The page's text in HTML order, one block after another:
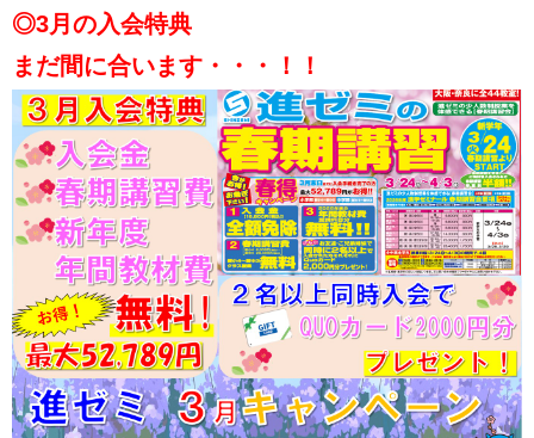
◎3月の入会特典
まだ間に合います・・・！！